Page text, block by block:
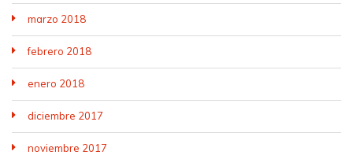
marzo 2018
febrero 2018
enero 2018
diciembre 2017
noviembre 2017